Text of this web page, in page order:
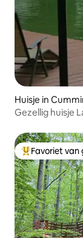
Huisje in
Gezellig huisje
Topfavoriet
Favoriet van